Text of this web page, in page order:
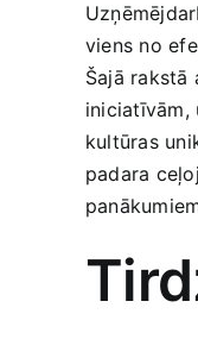
‍viens no
Šajā rakstā
iniciatīvām,
kultūras
padara